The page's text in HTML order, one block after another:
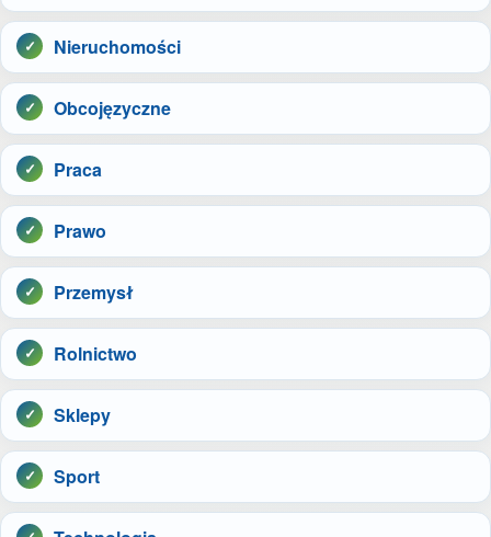
Nieruchomości
Obcojęzyczne
Praca
Prawo
Przemysł
Rolnictwo
Sklepy
Sport